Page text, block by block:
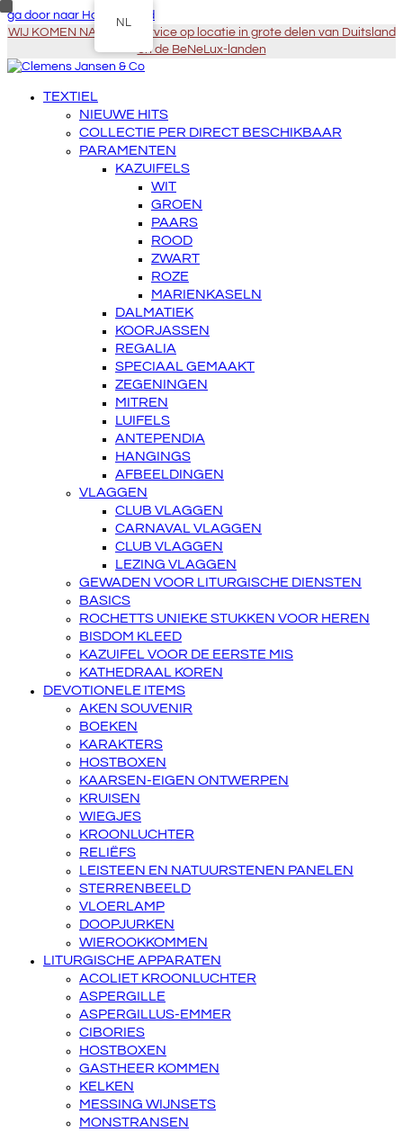
ga door naar Hoofdinhoud
WIJ KOMEN NAAR U - Service op locatie in grote delen van Duitsland
en de BeNeLux-landen
TEXTIEL
NIEUWE HITS
COLLECTIE PER DIRECT BESCHIKBAAR
PARAMENTEN
KAZUIFELS
WIT
GROEN
PAARS
ROOD
ZWART
ROZE
MARIENKASELN
DALMATIEK
KOORJASSEN
REGALIA
SPECIAAL GEMAAKT
ZEGENINGEN
MITREN
LUIFELS
ANTEPENDIA
HANGINGS
AFBEELDINGEN
VLAGGEN
CLUB VLAGGEN
CARNAVAL VLAGGEN
CLUB VLAGGEN
LEZING VLAGGEN
GEWADEN VOOR LITURGISCHE DIENSTEN
BASICS
ROCHETTS UNIEKE STUKKEN VOOR HEREN
BISDOM KLEED
KAZUIFEL VOOR DE EERSTE MIS
KATHEDRAAL KOREN
DEVOTIONELE ITEMS
AKEN SOUVENIR
BOEKEN
KARAKTERS
HOSTBOXEN
KAARSEN-EIGEN ONTWERPEN
KRUISEN
WIEGJES
KROONLUCHTER
RELIËFS
LEISTEEN EN NATUURSTENEN PANELEN
STERRENBEELD
VLOERLAMP
DOOPJURKEN
WIEROOKKOMMEN
LITURGISCHE APPARATEN
ACOLIET KROONLUCHTER
ASPERGILLE
ASPERGILLUS-EMMER
CIBORIES
HOSTBOXEN
GASTHEER KOMMEN
KELKEN
MESSING WIJNSETS
MONSTRANSEN
NL